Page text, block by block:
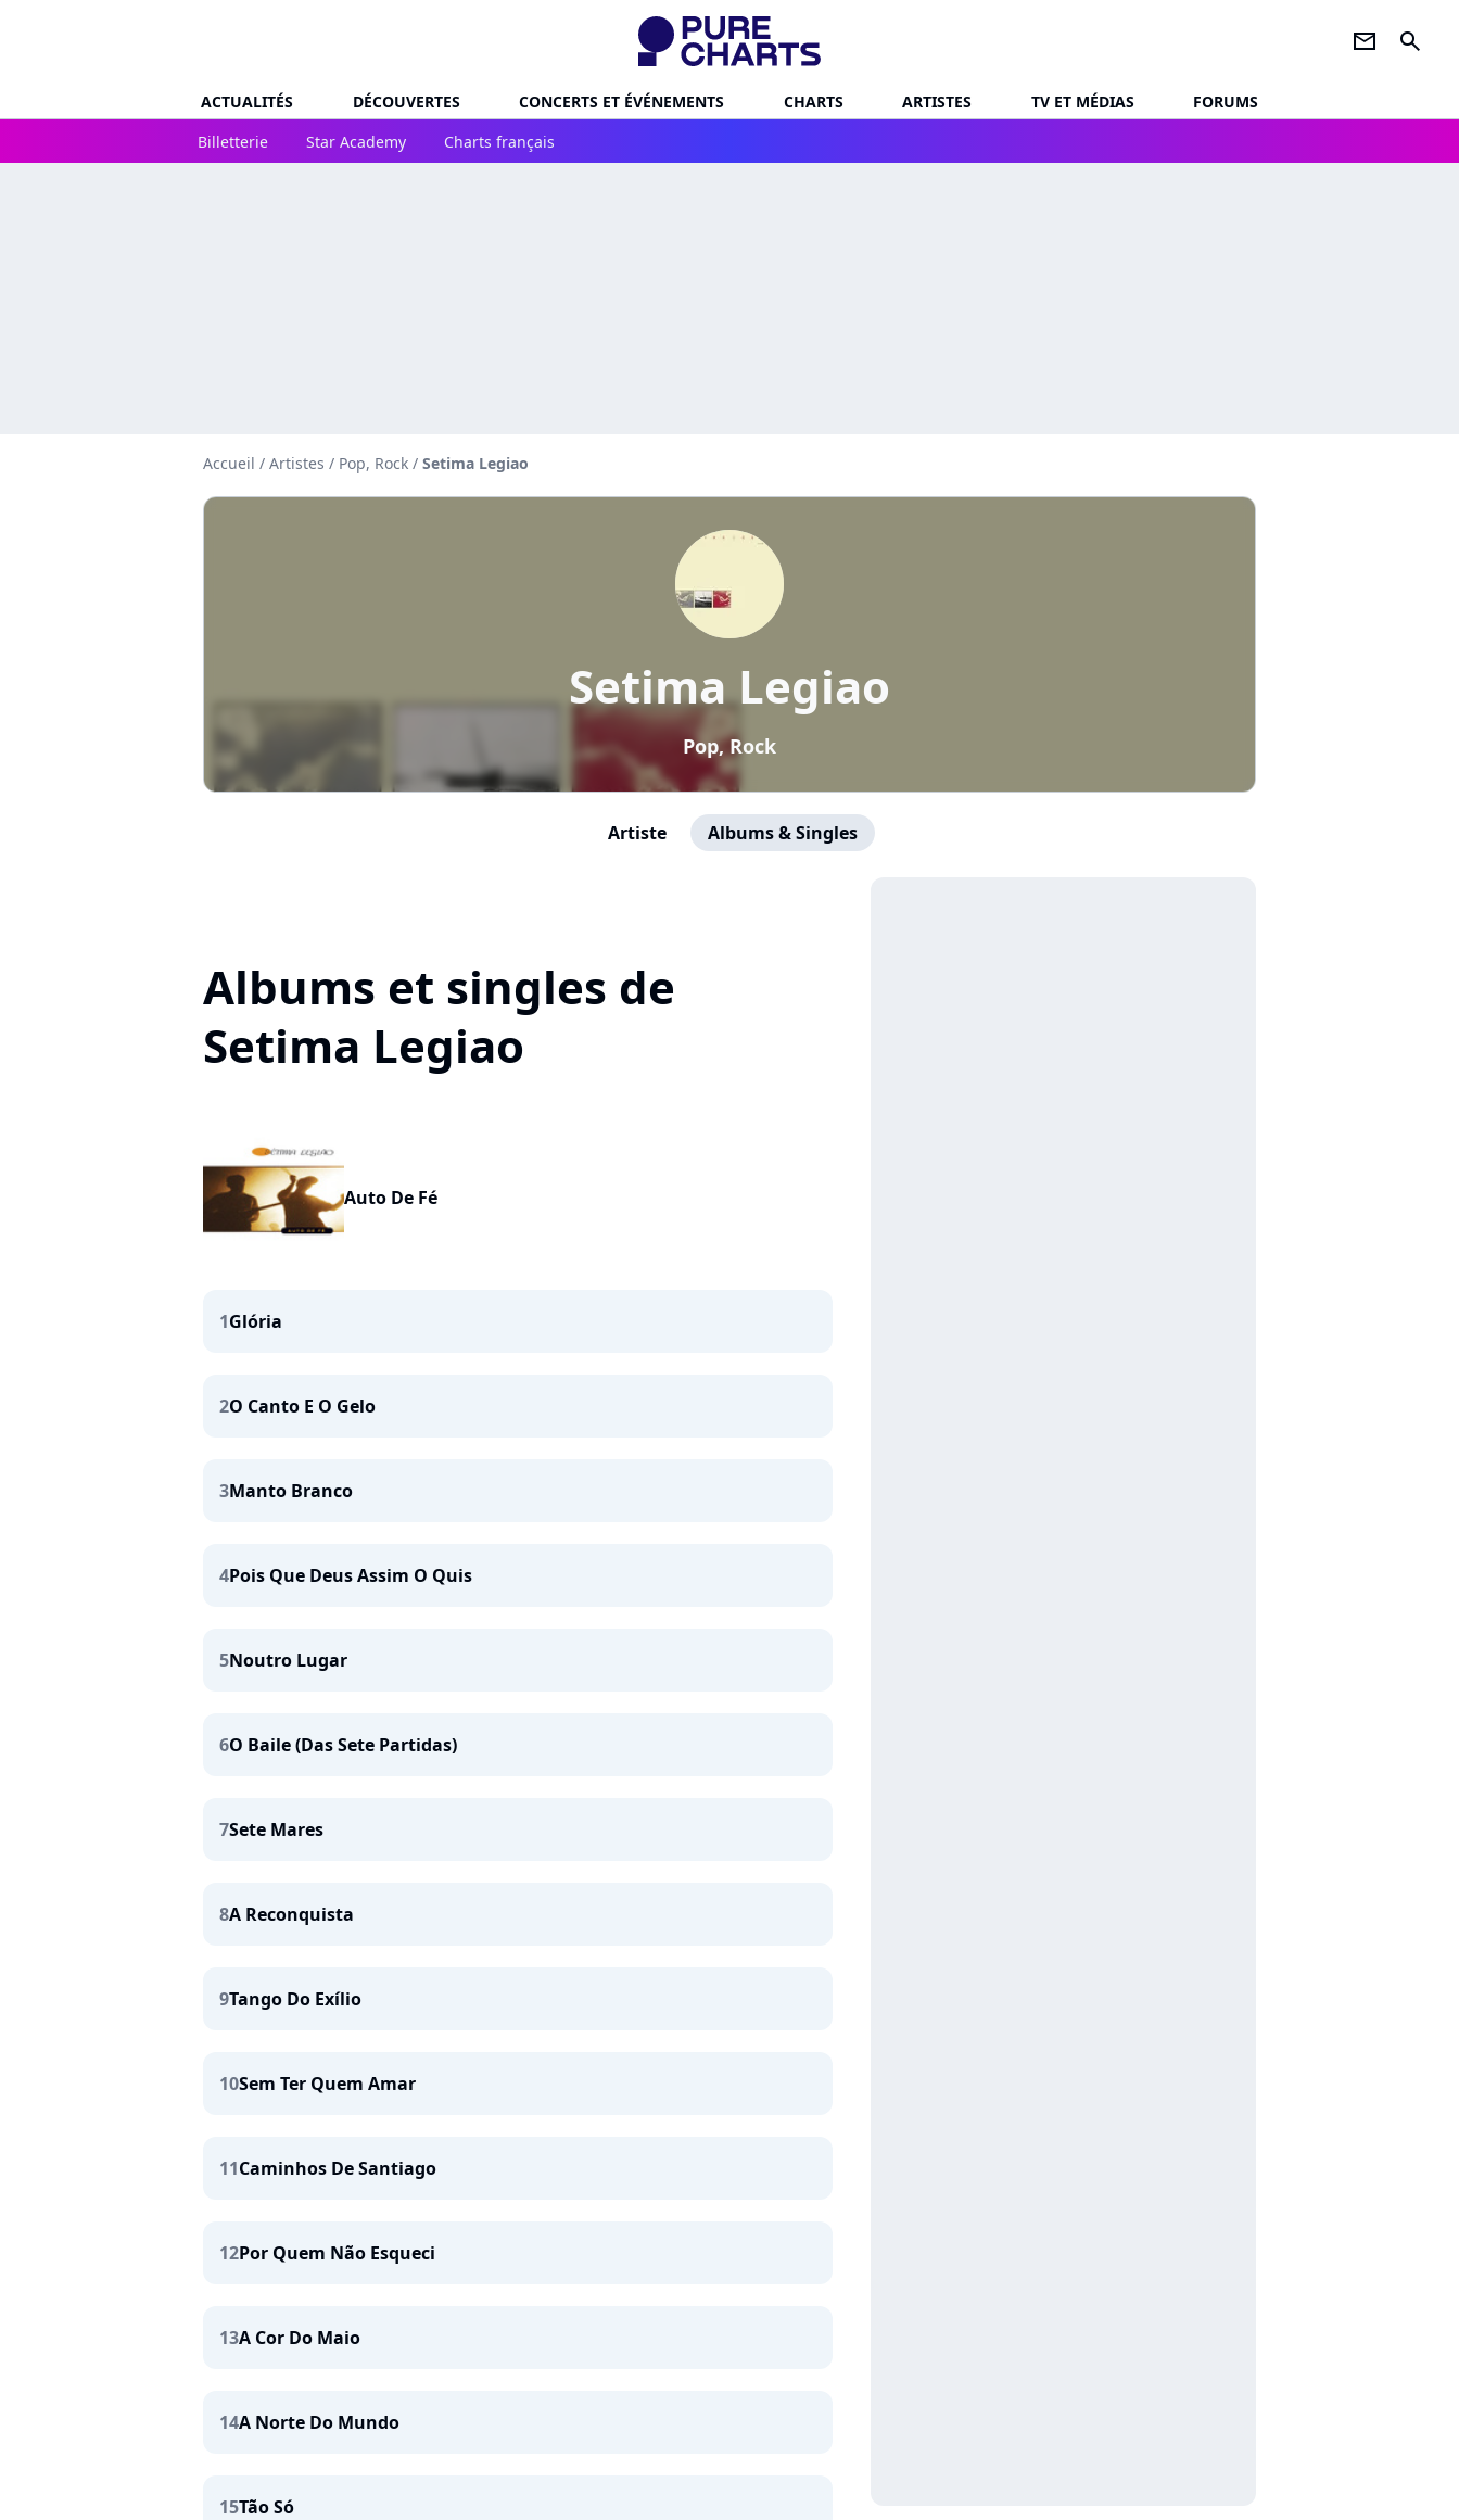
newsletter search
ACTUALITÉS DÉCOUVERTES CONCERTS ET ÉVÉNEMENTS CHARTS ARTISTES TV ET MÉDIAS
FORUMS
Billetterie
Star Academy Charts français
Accueil / Artistes / Pop, Rock / Setima Legiao
Setima Legiao
Pop, Rock
Artiste Albums & Singles
Albums et singles de
Setima Legiao
Auto De Fé
1Glória
2O Canto E O Gelo
3Manto Branco
4Pois Que Deus Assim O Quis
5Noutro Lugar
6O Baile (Das Sete Partidas)
7Sete Mares
8A Reconquista
9Tango Do Exílio
10Sem Ter Quem Amar
11Caminhos De Santiago
12Por Quem Não Esqueci
13A Cor Do Maio
14A Norte Do Mundo
15Tão Só